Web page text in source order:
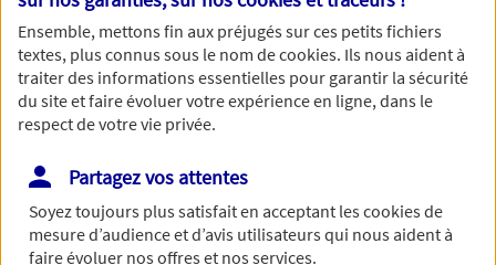
Toutes nos excuses, une erreur technique nous empêche
de traiter votre demande. N'hésitez pas à rafraichir ce
formulaire dans quelques minutes.
Ensemble, mettons fin aux préjugés sur ces petits fichiers
textes, plus connus sous le nom decookies. Ils nous aident à
traiter des informations essentielles pour garantir la sécurité
du site et faire évoluer votre expérience en ligne, dans le
respect de votre vie privée.
Partagez vos attentes
Soyez toujours plus satisfait en acceptant lescookiesde
mesure d’audience et d’avis utilisateurs qui nous aident à
faire évoluer nos offres et nos services.